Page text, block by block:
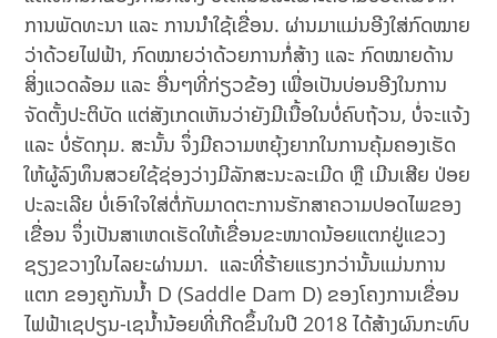
ການພັດທະນາ ແລະ ການນໍາໃຊ້ເຂື່ອນ. ຜ່ານມາແມ່ນອີງໃສ່ກົດໝາຍ
ວ່າດ້ວຍໄຟຟ້າ, ກົດໝາຍວ່າດ້ວຍການກໍ່ສ້າງ ແລະ ກົດໝາຍດ້ານ
ສິ່ງແວດລ້ອມ ແລະ ອື່ນໆທີ່ກ່ຽວຂ້ອງ ເພື່ອເປັນບ່ອນອີງໃນການ
ຈັດຕັ້ງປະຕິບັດ ແຕ່ສັງເກດເຫັນວ່າຍັງມີເນື້ອໃນບໍ່ຄົບຖ້ວນ, ບໍ່ຈະແຈ້ງ
ແລະ ບໍ່ຮັດກຸມ. ສະນັ້ນ ຈຶ່ງມີຄວາມຫຍຸ້ງຍາກໃນການຄຸ້ມຄອງເຮັດ
ໃຫ້ຜູ້ລົງທຶນສວຍໃຊ້ຊ່ອງວ່າງມີລັກສະນະລະເມີດ ຫຼື ເມີນເສີຍ ປ່ອຍ
ປະລະເລີຍ ບໍ່ເອົາໃຈໃສ່ຕໍ່ກັບມາດຕະການຮັກສາຄວາມປອດໄພຂອງ
ເຂື່ອນ ຈຶ່ງເປັນສາເຫດເຮັດໃຫ້ເຂື່ອນຂະໜາດນ້ອຍແຕກຢູ່ແຂວງ
ຊຽງຂວາງໃນໄລຍະຜ່ານມາ. ແລະທີ່ຮ້າຍແຮງກວ່ານັ້ນແມ່ນການ
ແຕກ ຂອງຄູກັນນໍ້າ D (Saddle Dam D) ຂອງໂຄງການເຂື່ອນ
ໄຟຟ້າເຊປຽນ-ເຊນ້ຳນ້ອຍທີ່ເກີດຂຶ້ນໃນປີ 2018 ໄດ້ສ້າງຜົນກະທົບ